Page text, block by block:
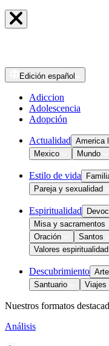
Edición español
Adiccion
Adolescencia
Adopción
Actualidad America
Mexico
Mundo
Estilo de vida
Pareja y sexualidad
Espiritualidad
Misa y sacramentos
Oración
Santos
Valores espiritualidad
Descubrimiento Arte
Santuario
Viajes
Nuestros formatos
Análisis